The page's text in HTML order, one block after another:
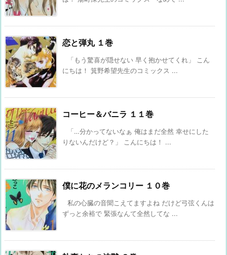
恋と弾丸 １巻
「もう驚喜が隠せない 早く抱かせてくれ」 こん
にちは！ 箕野希望先生のコミックス ...
コーヒー＆バニラ １１巻
「…分かってないなぁ 俺はまだ全然 幸せにした
りないんだけど？」 こんにちは！ ...
僕に花のメランコリー １０巻
私の心臓の音聞こえてますよね だけど弓弦くんは
ずっと余裕で 緊張なんて全然してな ...